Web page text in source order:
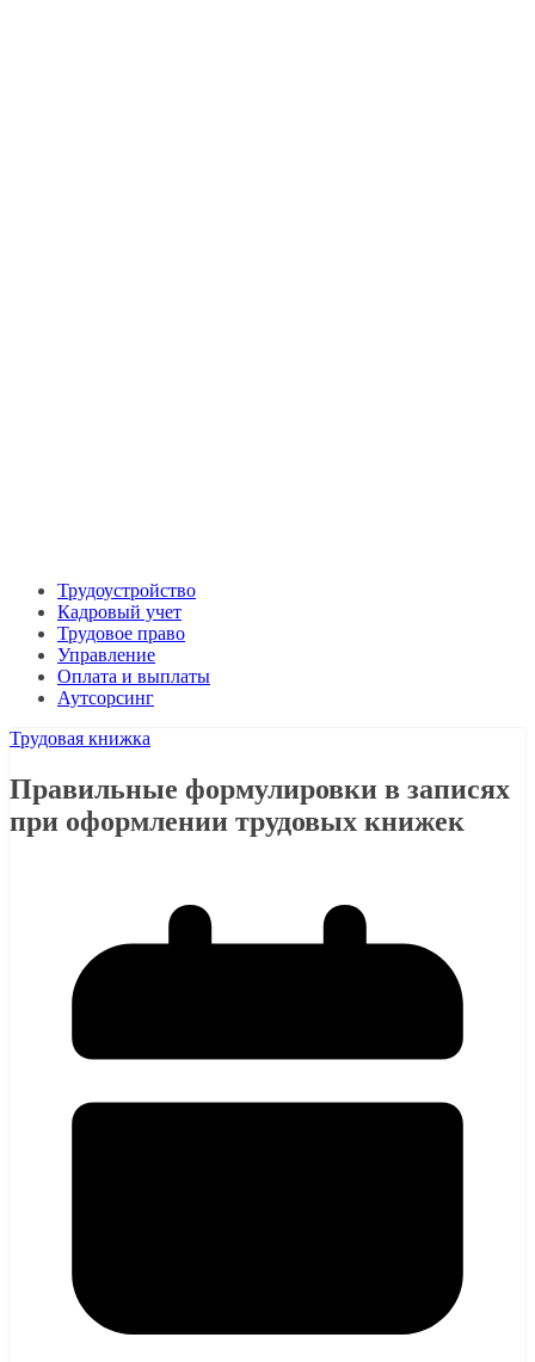
Трудоустройство
Кадровый учет
Трудовое право
Управление
Оплата и выплаты
Аутсорсинг
Трудовая книжка
Правильные формулировки в записях
при оформлении трудовых книжек